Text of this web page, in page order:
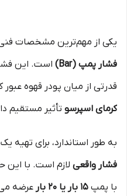
یکی از مهم‌ترین مشخصات
فشار پمپ (Bar)
است. این
قدرتی از میان پودر قهوه
کرمای اسپرسو تأثیر مستقیم
به طور استاندارد، برای تهیه
فشار واقعی لازم است. با این
با پمپ ۱۵ بار یا ۲۰ بار
عرضه